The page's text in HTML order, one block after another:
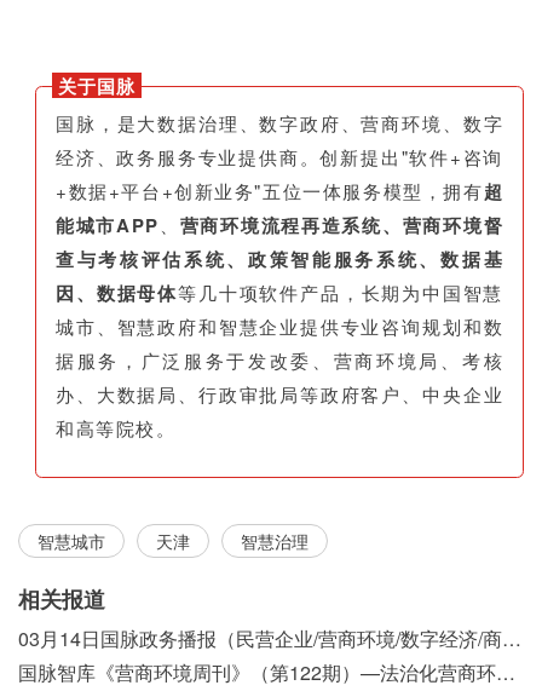
关于国脉
国脉，是大数据治理、数字政府、营商环境、数字
经济、政务服务专业提供商。创新提出"软件+咨询
+数据+平台+创新业务"五位一体服务模型，拥有超
能城市APP、 营商环境流程再造系统、营商环境督
查与考核评估系统、政策智能服务系统、数据基
因、数据母体等几十项软件产品，长期为中国智慧
城市、智慧政府和智慧企业提供专业咨询规划和数
据服务，广泛服务于发改委、营商环境局、考核
办、大数据局、行政审批局等政府客户、中央企业
和高等院校。
智慧城市 天津 智慧治理
相关报道
03月14日国脉政务播报（民营企业/营商环境/数字经济/商事制度改革）
国脉智库《营商环境周刊》（第122期）—法治化营商环境视域下我国行政执法公示制度浅析